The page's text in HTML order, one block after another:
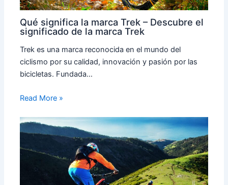
Qué significa la marca Trek – Descubre el
significado de la marca Trek
Trek es una marca reconocida en el mundo del
ciclismo por su calidad, innovación y pasión por las
bicicletas. Fundada…
Read More »